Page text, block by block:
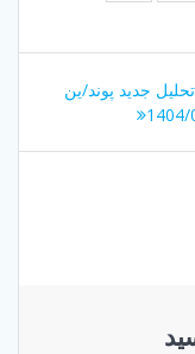
Next
تحلیل جدید پوند/ین